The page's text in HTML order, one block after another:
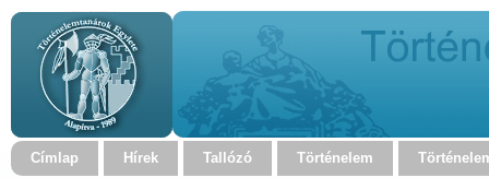
Címlap Hírek Tallózó Történelem